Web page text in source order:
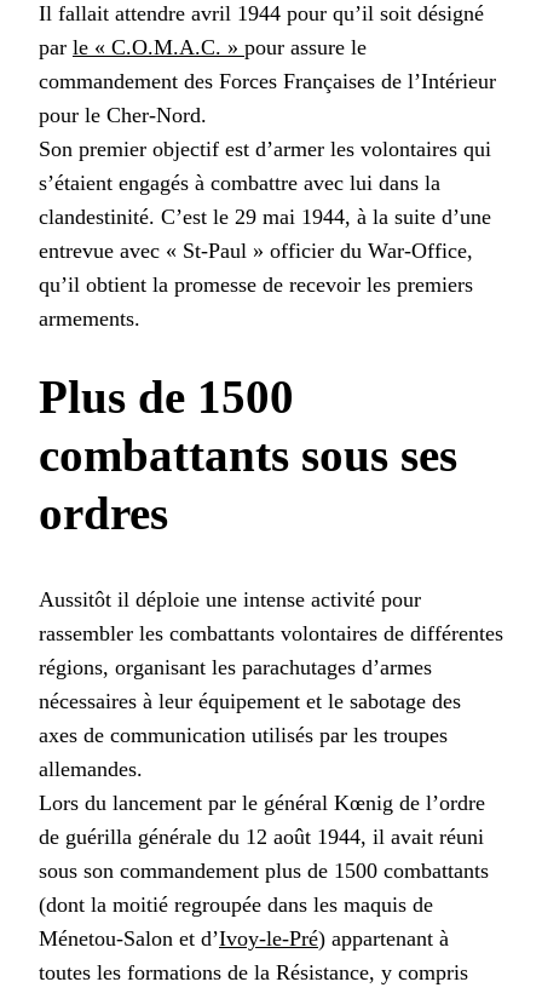
Il fallait attendre avril 1944 pour qu’il soit désigné
par le « C.O.M.A.C. » pour assure le
commandement des Forces Françaises de l’Intérieur
pour le Cher-Nord.
Son premier objectif est d’armer les volontaires qui
s’étaient engagés à combattre avec lui dans la
clandestinité. C’est le 29 mai 1944, à la suite d’une
entrevue avec « St-Paul » officier du War-Office,
qu’il obtient la promesse de recevoir les premiers
armements.
Plus de 1500
combattants sous ses
ordres
Aussitôt il déploie une intense activité pour
rassembler les combattants volontaires de différentes
régions, organisant les parachutages d’armes
nécessaires à leur équipement et le sabotage des
axes de communication utilisés par les troupes
allemandes.
Lors du lancement par le général Kœnig de l’ordre
de guérilla générale du 12 août 1944, il avait réuni
sous son commandement plus de 1500 combattants
(dont la moitié regroupée dans les maquis de
Ménetou-Salon et d’Ivoy-le-Pré) appartenant à
toutes les formations de la Résistance, y compris